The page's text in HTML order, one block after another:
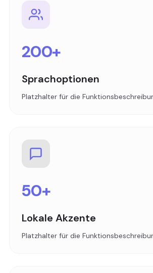
200+
Sprachoptionen
Platzhalter für die
50+
Lokale Akzente
Platzhalter für die